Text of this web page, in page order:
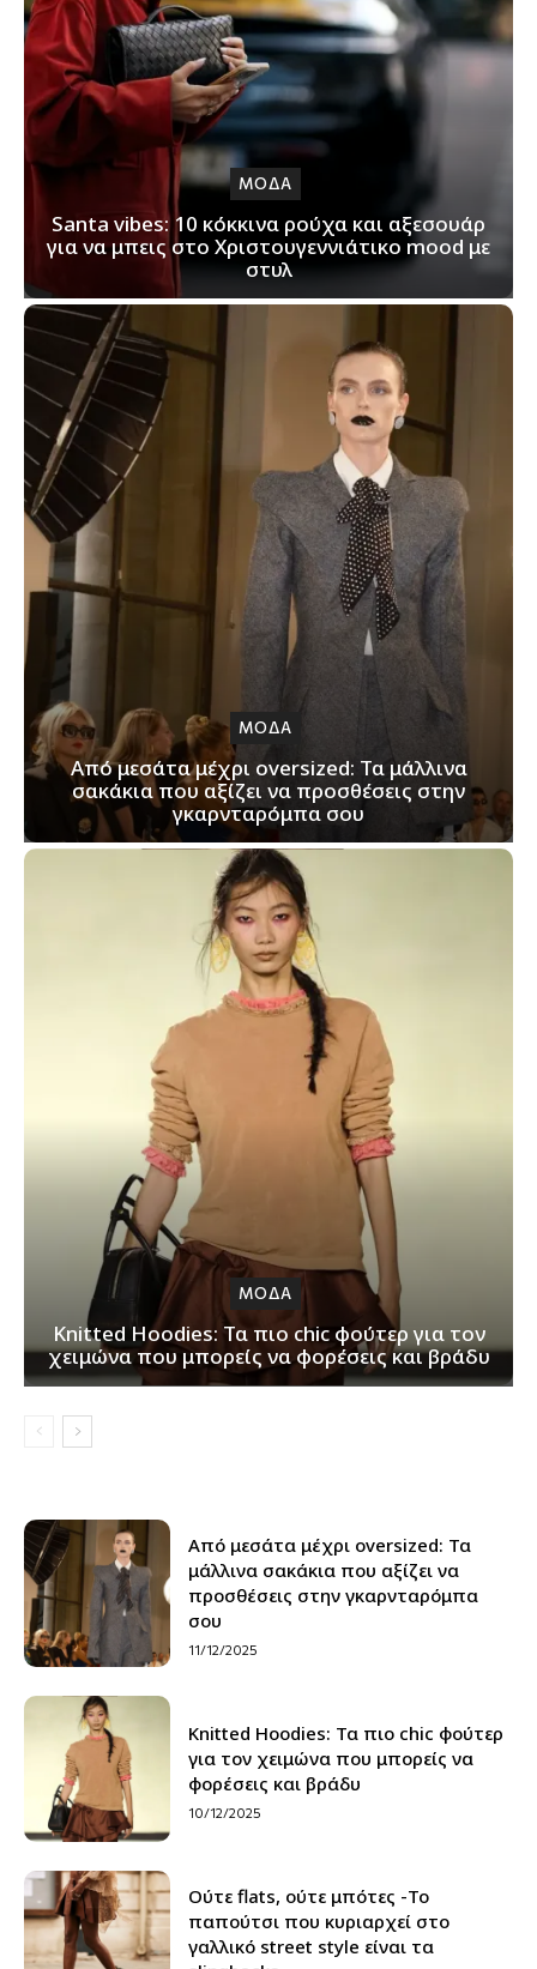
ΜΟΔΑ
Santa vibes: 10 κόκκινα ρούχα και αξεσουάρ
για να μπεις στο Χριστουγεννιάτικο mood με
στυλ
ΜΟΔΑ
Από μεσάτα μέχρι oversized: Τα μάλλινα
σακάκια που αξίζει να προσθέσεις στην
γκαρνταρόμπα σου
ΜΟΔΑ
Knitted Hoodies: Τα πιο chic φούτερ για τον
χειμώνα που μπορείς να φορέσεις και βράδυ
Από μεσάτα μέχρι oversized: Τα
μάλλινα σακάκια που αξίζει να
προσθέσεις στην γκαρνταρόμπα
σου
11/12/2025
Knitted Hoodies: Τα πιο chic φούτερ
για τον χειμώνα που μπορείς να
φορέσεις και βράδυ
10/12/2025
Ούτε flats, ούτε μπότες -Το
παπούτσι που κυριαρχεί στο
γαλλικό street style είναι τα